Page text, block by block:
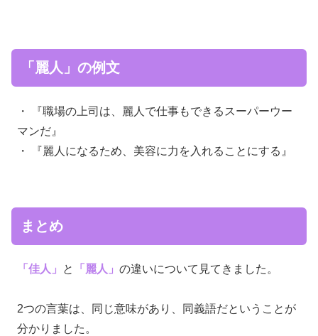
「麗人」の例文
・ 『職場の上司は、麗人で仕事もできるスーパーウー
マンだ』
・ 『麗人になるため、美容に力を入れることにする』
まとめ
「佳人」 と 「麗人」 の違いについて見てきました。
2つの言葉は、同じ意味があり、同義語だということが
分かりました。